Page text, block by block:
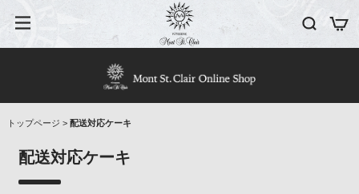
トップページ > 配送対応ケーキ
配送対応ケーキ